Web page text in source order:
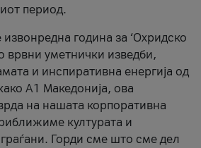
период.
година за ‘Охридско
врвни уметнички изведби,
и инспиративна енергија од
A1 Македонија, ова
на нашата корпоративна
културата и
Горди сме што сме дел